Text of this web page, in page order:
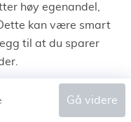
gå videre
høy egenandel,
Dette kan være smart
til at du sparer
forsikring -